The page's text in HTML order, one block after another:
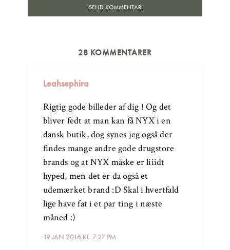
28 KOMMENTARER
Leahsephira
19 JAN 2016 KL. 7:27 PM
Rigtig gode billeder af dig ! Og det
bliver fedt at man kan få NYX i en
dansk butik, dog synes jeg også der
findes mange andre gode drugstore
brands og at NYX måske er liiidt
hyped, men det er da også et
udemærket brand :D Skal i hvertfald
lige have fat i et par ting i næste
måned :)